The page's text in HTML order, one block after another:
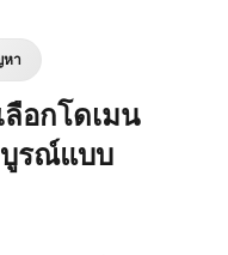
า
อกโดเมน
รณ์แบบ